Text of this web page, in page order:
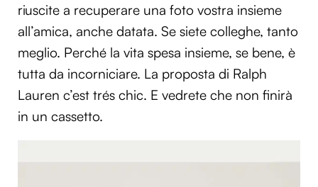
riuscite a recuperare una foto vostra insieme
all’amica, anche datata. Se siete colleghe, tanto
meglio. Perché la vita spesa insieme, se bene, è
tutta da incorniciare. La proposta di Ralph
Lauren c’est trés chic. E vedrete che non finirà
in un cassetto.